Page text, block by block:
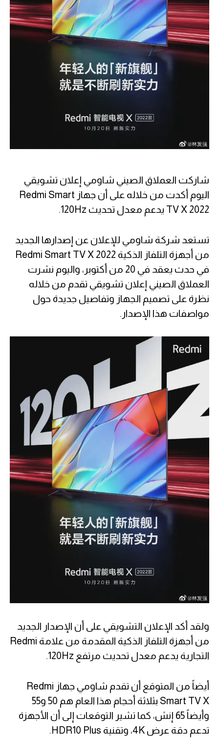
شاركت العملاق الصيني شاومي إعلان تشويقي
اليوم أكدت من خلاله على أن جهاز Redmi Smart
TV X 2022 يدعم معدل تحديث 120Hz.
تستعد شركة شاومي للإعلان عن إصدارها الجديد
من أجهزة التلفاز الذكية Redmi Smart TV X 2022
في حدث يعقد في 20 من أكتوبر، واليوم نشرت
العملاق الصيني إعلان تشويقي تقدم من خلاله
نظرة على تصميم الجهاز وتفاصيل جديدة حول
مواصفات هذا الإصدار.
ولقد أكد الإعلان التشويقي على أن الإصدار الجديد
من أجهزة التلفاز الذكية المقدمة من علامة Redmi
التجارية يدعم معدل تحديث مرتفع 120Hz.
أيضاً من المتوقع أن تقدم شاومي جهاز Redmi
Smart TV X بثلاثة أحجام هذا العام هم 50 و55
وأيضاً 65 إنش، كما تشير التوقعات إلى أن الأجهزة
تدعم دقة عرض 4K، وتقنية HDR10 Plus.